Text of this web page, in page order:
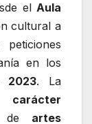
elAula
cultural a
en los
2023. La
carácter
de artes